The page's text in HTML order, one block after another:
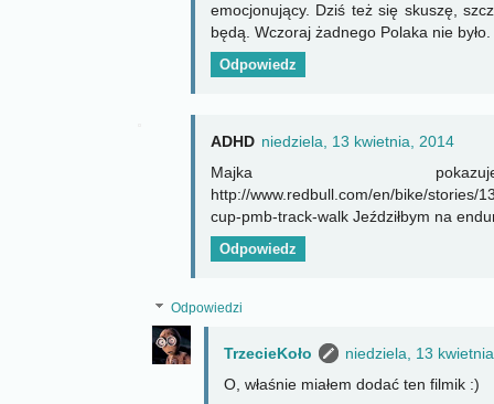
emocjonujący. Dziś też się skuszę,
będą. Wczoraj żadnego Polaka nie było.
Odpowiedz
ADHD niedziela, 13 kwietnia, 2014
Majka
http://www.redbull.com/en/bike/stories/
cup-pmb-track-walk Jeździłbym na
Odpowiedz
Odpowiedzi
TrzecieKoło
niedziela, 13
O, właśnie miałem dodać ten filmik :)